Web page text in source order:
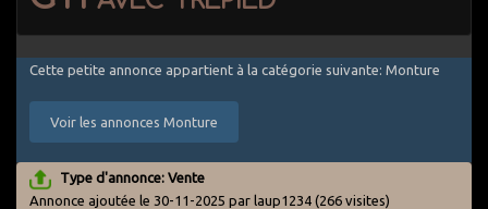
Cette petite annonce appartient à la catégorie suivante: Monture
Voir les annonces Monture
Type d'annonce: Vente
Annonce ajoutée le 30-11-2025 par laup1234 (266 visites)